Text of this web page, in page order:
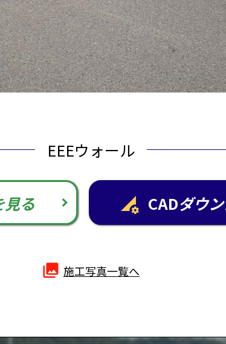
EEEウォール
見る perm_data_setting CADダウ
photo_library 施工写真一覧へ